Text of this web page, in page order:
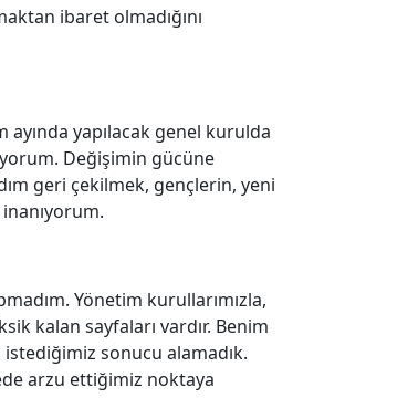
ibaret olmadığını
yapılacak genel kurulda
Değişimin gücüne
geri çekilmek, gençlerin, yeni
Yönetim kurullarımızla,
kalan sayfaları vardır. Benim
sonucu alamadık.
arzu ettiğimiz noktaya